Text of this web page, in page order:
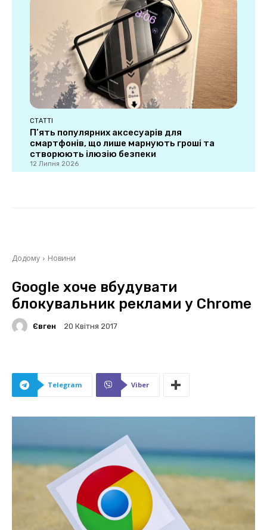
СТАТТІ
П’ять популярних аксесуарів для
смартфонів, що лише марнують гроші та
створюють ілюзію безпеки
12 Липня 2026